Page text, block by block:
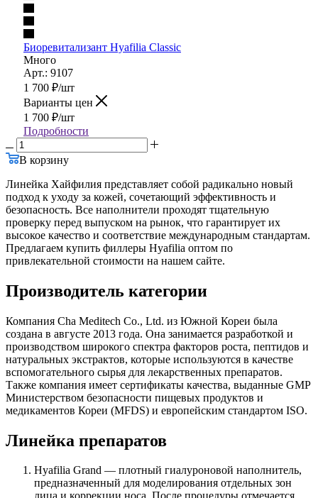
Биоревитализант Hyafilia Classic
Много
Арт.: 9107
1 700₽/шт
Варианты цен
1 700₽/шт
Линейка Хайфилия представляет собой радикально новый
подход к уходу за кожей, сочетающий эффективность и
безопасность. Все наполнители проходят тщательную
проверку перед выпуском на рынок, что гарантирует их
высокое качество и соответствие международным стандартам.
Предлагаем купить филлеры Hyafilia оптом по
Производитель категории
Компания Cha Meditech Co., Ltd. из Южной Кореи была
создана в августе 2013 года. Она занимается разработкой и
производством широкого спектра факторов роста, пептидов и
натуральных экстрактов, которые используются в качестве
вспомогательного сырья для лекарственных препаратов.
Также компания имеет сертификаты качества, выданные GMP
Министерством безопасности пищевых продуктов и
Линейка препаратов
Hyafilia Grand — плотный гиалуроновой наполнитель,